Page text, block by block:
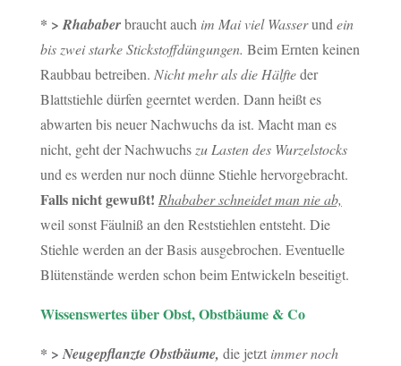
* >Rhababerbraucht auch im Mai viel Wasserund ein
bis zwei starke Stickstoffdüngungen. Beim Ernten keinen
Raubbau betreiben. Nicht mehr als die Hälfteder
Blattstiehle dürfen geerntet werden. Dann heißt es
abwarten bis neuer Nachwuchs da ist. Macht man es
nicht, geht der Nachwuchs zu Lasten des Wurzelstocks
und es werden nur noch dünne Stiehle hervorgebracht.
Falls nicht gewußt! Rhababer schneidet man nie ab,
weil sonst Fäulniß an den Reststiehlen entsteht. Die
Stiehle werden an der Basis ausgebrochen. Eventuelle
Blütenstände werden schon beim Entwickeln beseitigt.
Wissenswertes über Obst, Obstbäume & Co
* >Neugepflanzte Obstbäume, die jetztimmer noch